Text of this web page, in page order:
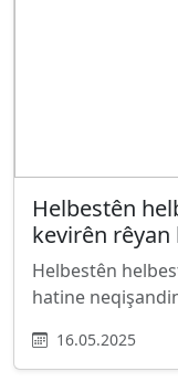
Helbestên
kevirên
Helbestên
hatine
16.05.2025